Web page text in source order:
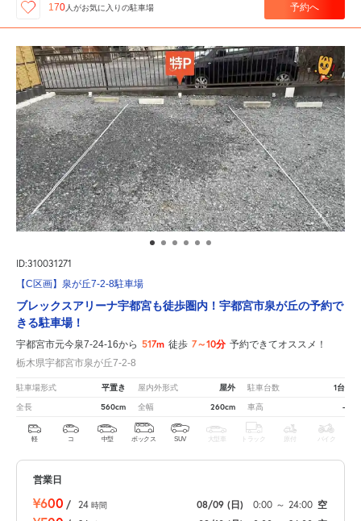
170人がお気に入りの駐車場 予約へ
ID:310031271
【C区画】泉が丘7-2-8駐車場
ブレックスアリーナ宇都宮も徒歩圏内！宇都宮市泉が丘の予約で
きる駐車場！
宇都宮市元今泉7-24-16から 517m 徒歩 7～10分 予約できてオススメ！
栃木県宇都宮市泉が丘7-2-8
駐車場形式 平置き 屋内外形式 屋外 駐車台数 1台
全長 560cm 全幅 260cm 車高 -
軽 コ 中型 ボックス SUV 大型車 トラック 原付 バイク
営業日
¥600 / 24 時間 08/09 (日) 0:00 ～ 24:00 空